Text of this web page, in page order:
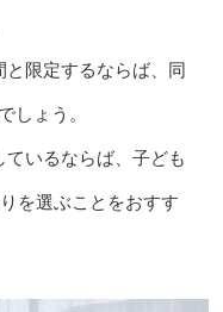
限定するならば、同
しょう。
ているならば、子ども
を選ぶことをおすす